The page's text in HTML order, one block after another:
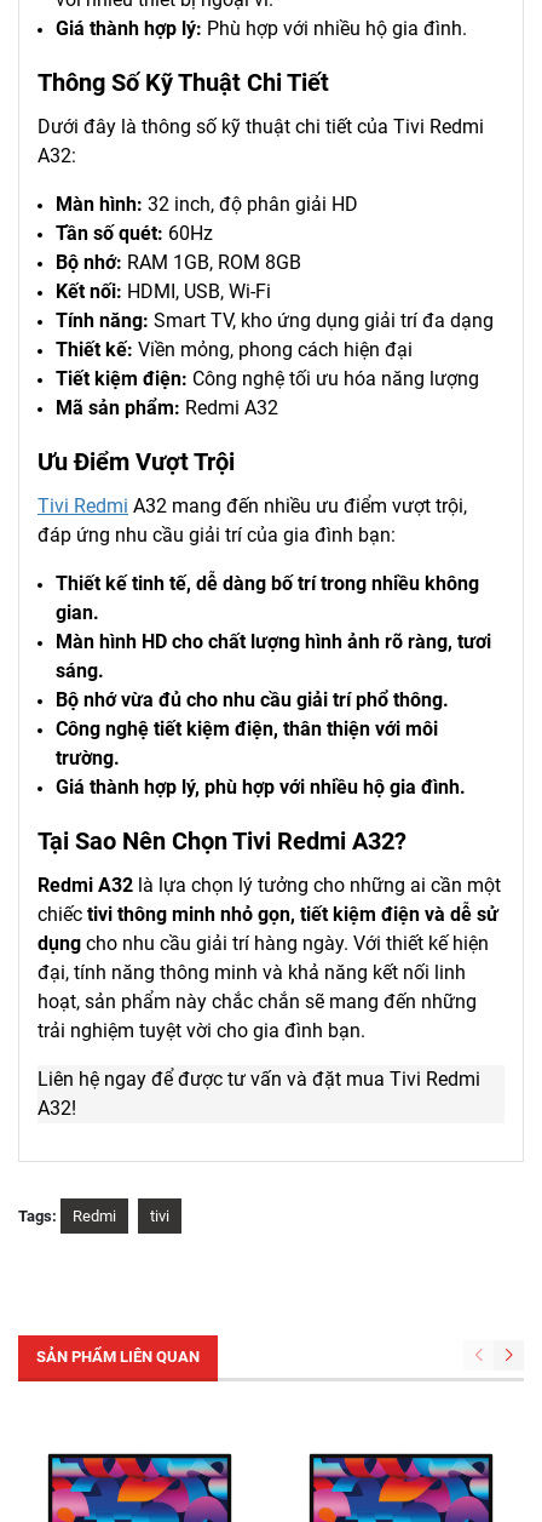
Giá thành hợp lý: Phù hợp với nhiều hộ gia đình.
Thông Số Kỹ Thuật Chi Tiết
Dưới đây là thông số kỹ thuật chi tiết của Tivi Redmi
A32:
Màn hình: 32 inch, độ phân giải HD
Tần số quét: 60Hz
Bộ nhớ: RAM 1GB, ROM 8GB
Kết nối: HDMI, USB, Wi-Fi
Tính năng: Smart TV, kho ứng dụng giải trí đa dạng
Thiết kế: Viền mỏng, phong cách hiện đại
Tiết kiệm điện: Công nghệ tối ưu hóa năng lượng
Mã sản phẩm: Redmi A32
Ưu Điểm Vượt Trội
Tivi Redmi A32 mang đến nhiều ưu điểm vượt trội,
đáp ứng nhu cầu giải trí của gia đình bạn:
Thiết kế tinh tế, dễ dàng bố trí trong nhiều không
gian.
Màn hình HD cho chất lượng hình ảnh rõ ràng, tươi
sáng.
Bộ nhớ vừa đủ cho nhu cầu giải trí phổ thông.
Công nghệ tiết kiệm điện, thân thiện với môi
trường.
Giá thành hợp lý, phù hợp với nhiều hộ gia đình.
Tại Sao Nên Chọn Tivi Redmi A32?
Redmi A32 là lựa chọn lý tưởng cho những ai cần một
chiếc tivi thông minh nhỏ gọn, tiết kiệm điện và dễ sử
dụng cho nhu cầu giải trí hàng ngày. Với thiết kế hiện
đại, tính năng thông minh và khả năng kết nối linh
hoạt, sản phẩm này chắc chắn sẽ mang đến những
trải nghiệm tuyệt vời cho gia đình bạn.
Liên hệ ngay để được tư vấn và đặt mua Tivi Redmi
A32!
Tags: Redmi tivi
SẢN PHẨM LIÊN QUAN